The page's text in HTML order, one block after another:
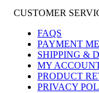
CUSTOMER
FAQS
PAYMENT
SHIPPING &
MY
PRODUCT
PRIVACY